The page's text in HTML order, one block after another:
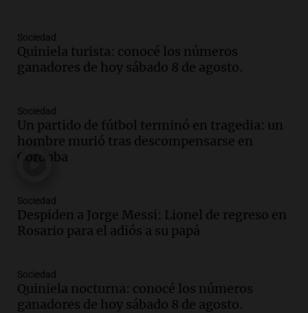
800 kilos de basura por jornada
Una mañana para todos
Episodios
contrato de Leo con Barcelona
Una mañana para todos
Episodios
Messi hubiera llegado adonde llegó"
Una mañana para todos
Episodios
Jorge Messi en una entrevista con Rony
Vargas en 2007
Una mañana para todos
Sociedad
Quiniela turista: conocé los números
ganadores de hoy sábado 8 de agosto.
Sociedad
Un partido de fútbol terminó en tragedia: un
hombre murió tras descompensarse en
Córdoba
Sociedad
Despiden a Jorge Messi: Lionel de regreso en
Rosario para el adiós a su papá
Sociedad
Quiniela nocturna: conocé los números
ganadores de hoy sábado 8 de agosto.